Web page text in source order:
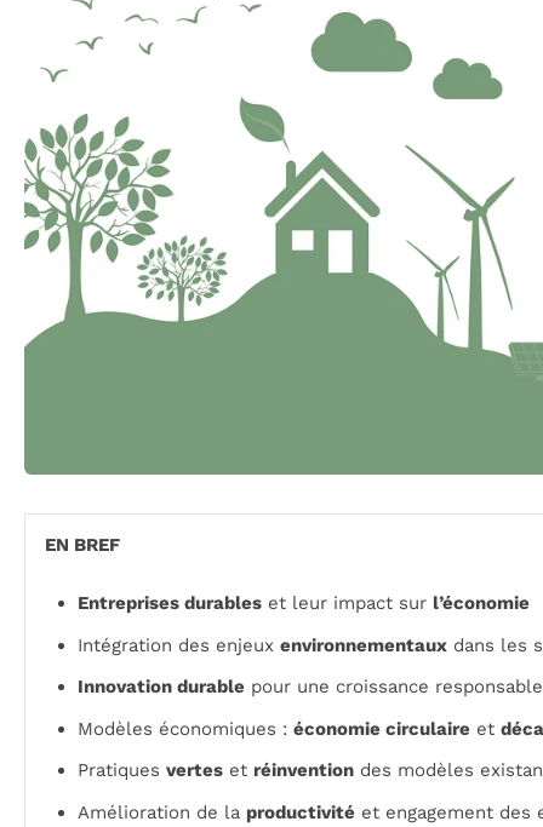
EN BREF
Entreprises durables et leur impact sur l’économie
Intégration des enjeux environnementaux dans les
Innovation durable pour une croissance responsable
Modèles économiques : économie circulaire et
Pratiques vertes et réinvention des modèles
Amélioration de la productivité et engagement des